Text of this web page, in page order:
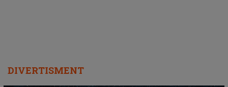
DIVERTISMENT